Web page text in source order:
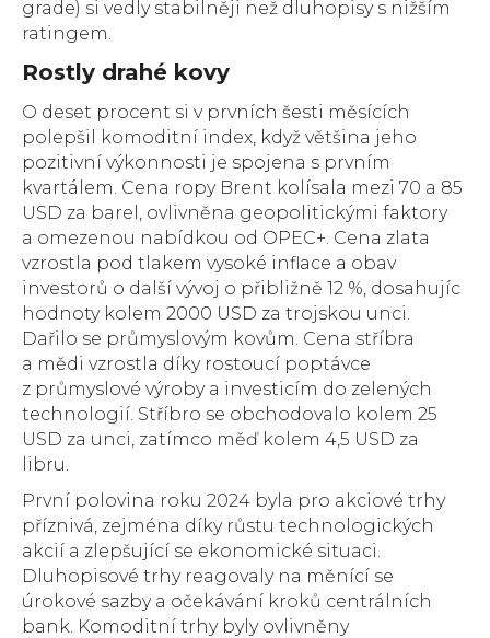
grade) si vedly stabilněji než dluhopisy s nižším
ratingem.
Rostly drahé kovy
O deset procent si v prvních šesti měsících
polepšil komoditní index, když většina jeho
pozitivní výkonnosti je spojena s prvním
kvartálem. Cena ropy Brent kolísala mezi 70 a 85
USD za barel, ovlivněna geopolitickými faktory
a omezenou nabídkou od OPEC+. Cena zlata
vzrostla pod tlakem vysoké inflace a obav
investorů o další vývoj o přibližně 12 %, dosahujíc
hodnoty kolem 2000 USD za trojskou unci.
Dařilo se průmyslovým kovům. Cena stříbra
a mědi vzrostla díky rostoucí poptávce
z průmyslové výroby a investicím do zelených
technologií. Stříbro se obchodovalo kolem 25
USD za unci, zatímco měď kolem 4,5 USD za
libru.
První polovina roku 2024 byla pro akciové trhy
příznivá, zejména díky růstu technologických
akcií a zlepšující se ekonomické situaci.
Dluhopisové trhy reagovaly na měnící se
úrokové sazby a očekávání kroků centrálních
bank. Komoditní trhy byly ovlivněny